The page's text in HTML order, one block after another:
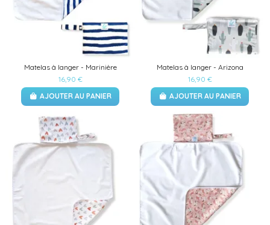
Matelas à langer - Marinière
16,90 €
AJOUTER AU PANIER
Matelas à langer - Arizona
16,90 €
AJOUTER AU PANIER